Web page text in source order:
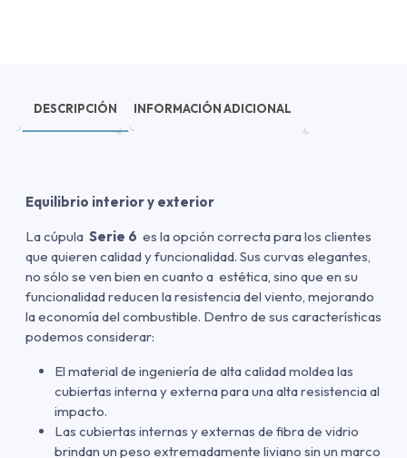
DESCRIPCIÓN INFORMACIÓN ADICIONAL
Equilibrio interior y exterior
La cúpula Serie 6 es la opción correcta para los clientes
que quieren calidad y funcionalidad. Sus curvas elegantes,
no sólo se ven bien en cuanto a estética, sino que en su
funcionalidad reducen la resistencia del viento, mejorando
la economía del combustible. Dentro de sus características
podemos considerar:
El material de ingeniería de alta calidad moldea las
cubiertas interna y externa para una alta resistencia al
impacto.
Las cubiertas internas y externas de fibra de vidrio
brindan un peso extremadamente liviano sin un marco